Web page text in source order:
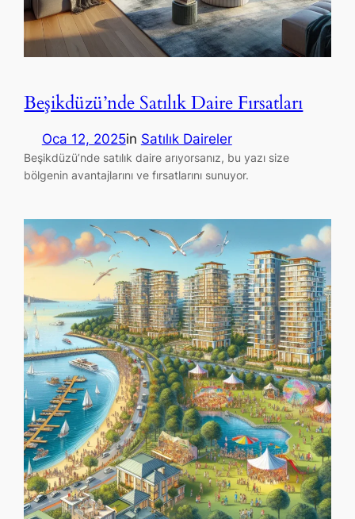
Beşikdüzü’nde Satılık Daire Fırsatları
Oca 12, 2025in Satılık Daireler
Beşikdüzü’nde satılık daire arıyorsanız, bu yazı size
bölgenin avantajlarını ve fırsatlarını sunuyor.